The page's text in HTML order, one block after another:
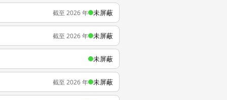
截至 2026 年 未屏蔽
截至 2026 年 未屏蔽
未屏蔽
截至 2026 年 未屏蔽